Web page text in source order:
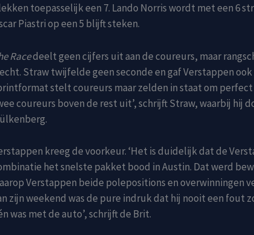
toepasselijk een 7. Lando Norris wordt met een 6
Piastri op een 5 blijft steken.
Racedeelt geen cijfers uit aan de coureurs, maar
Straw twijfelde geen seconde en gaf Verstappen
stelt coureurs maar zelden in staat om
coureurs boven de rest uit’, schrijft Straw, waarbij hij
kreeg de voorkeur. ‘Het is duidelijk dat de
het snelste pakket bood in Austin. Dat werd
Verstappen beide polepositions en overwinningen
zijn weekend was de pure indruk dat hij nooit een fout
was met de auto’, schrijft de Brit.